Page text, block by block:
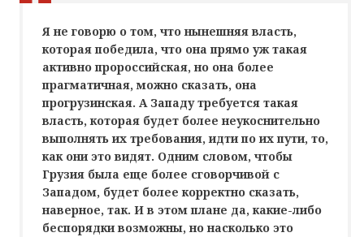
Я не говорю о том, что нынешняя власть,
которая победила, что она прямо уж такая
активно пророссийская, но она более
прагматичная, можно сказать, она
прогрузинская. А Западу требуется такая
власть, которая будет более неукоснительно
выполнять их требования, идти по их пути, то,
как они это видят. Одним словом, чтобы
Грузия была еще более сговорчивой с
Западом, будет более корректно сказать,
наверное, так. И в этом плане да, какие-либо
беспорядки возможны, но насколько это